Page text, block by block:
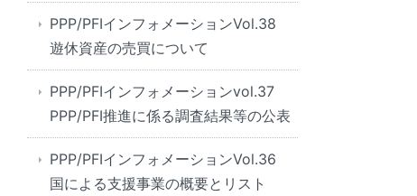
PPP/PFIインフォメーションVol.38
遊休資産の売買について
PPP/PFIインフォメーションvol.37
PPP/PFI推進に係る調査結果等の公表
PPP/PFIインフォメーションVol.36
国による支援事業の概要とリスト